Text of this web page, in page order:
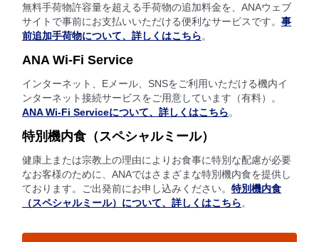
無料手荷物許容量を超える手荷物の追加料金を、ANAウェブ
サイトで事前にお支払いいただける便利なサービスです。 事
前追加手荷物について、詳しくはこちら。
ANA Wi-Fi Service
インターネット、Eメール、SNSをご利用いただける機内イ
ンターネット接続サービスをご用意しています（有料）。
ANA Wi-Fi Serviceについて、詳しくはこちら。
特別機内食（スペシャルミール）
健康上または宗教上の理由によりお食事に特別な配慮が必要
なお客様のために、ANAではさまざまな特別機内食を提供し
ております。ご出発前にお申し込みください。 特別機内食
（スペシャルミール）について、詳しくはこちら。